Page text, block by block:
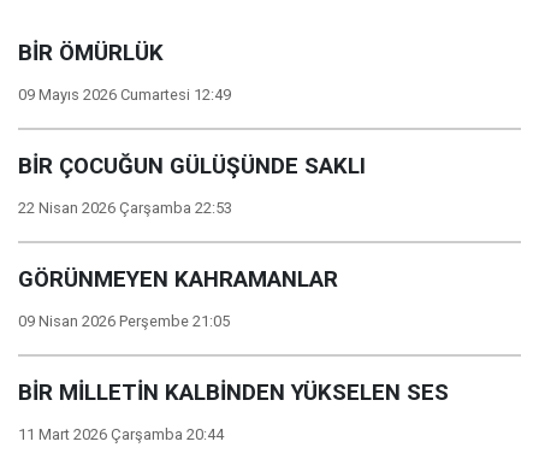
BİR ÖMÜRLÜK
09 Mayıs 2026 Cumartesi 12:49
BİR ÇOCUĞUN GÜLÜŞÜNDE SAKLI
22 Nisan 2026 Çarşamba 22:53
GÖRÜNMEYEN KAHRAMANLAR
09 Nisan 2026 Perşembe 21:05
BİR MİLLETİN KALBİNDEN YÜKSELEN SES
11 Mart 2026 Çarşamba 20:44